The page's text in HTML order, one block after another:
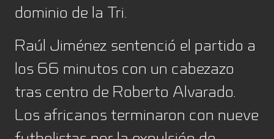
dominio de la Tri.
Raúl Jiménez sentenció el partido a
los 66 minutos con un cabezazo
tras centro de Roberto Alvarado.
Los africanos terminaron con nueve